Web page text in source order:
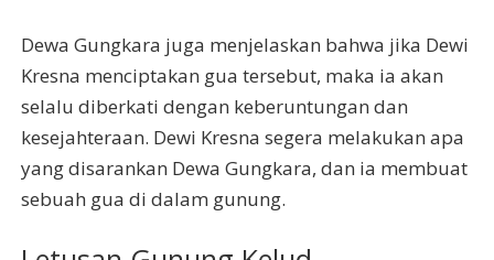
Dewa Gungkara juga menjelaskan bahwa jika Dewi
Kresna menciptakan gua tersebut, maka ia akan
selalu diberkati dengan keberuntungan dan
kesejahteraan. Dewi Kresna segera melakukan apa
yang disarankan Dewa Gungkara, dan ia membuat
sebuah gua di dalam gunung.